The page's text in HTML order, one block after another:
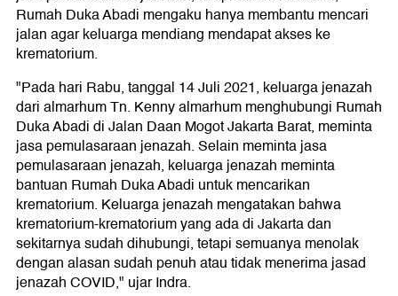
Rumah Duka Abadi mengaku hanya membantu mencari
jalan agar keluarga mendiang mendapat akses ke
krematorium.
"Pada hari Rabu, tanggal 14 Juli 2021, keluarga jenazah
dari almarhum Tn. Kenny almarhum menghubungi Rumah
Duka Abadi di Jalan Daan Mogot Jakarta Barat, meminta
jasa pemulasaraan jenazah. Selain meminta jasa
pemulasaraan jenazah, keluarga jenazah meminta
bantuan Rumah Duka Abadi untuk mencarikan
krematorium. Keluarga jenazah mengatakan bahwa
krematorium-krematorium yang ada di Jakarta dan
sekitarnya sudah dihubungi, tetapi semuanya menolak
dengan alasan sudah penuh atau tidak menerima jasad
jenazah COVID," ujar Indra.